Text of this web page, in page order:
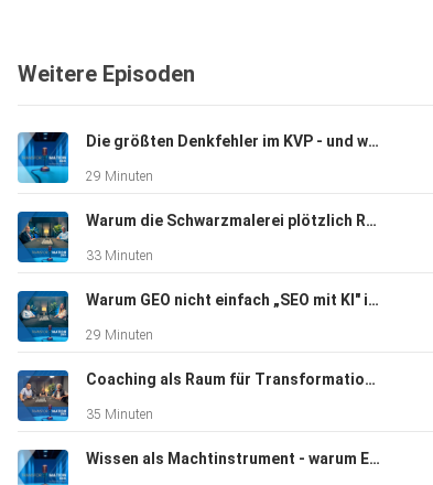
Weitere Episoden
Die größten Denkfehler im KVP - und wie es wirklich funktioniert
29 Minuten
Warum die Schwarzmalerei plötzlich Realität ist – zur Zukunft der deutschen Wirtschaft
33 Minuten
Warum GEO nicht einfach „SEO mit KI" ist – oder wie man sein Kerngeschäft neu erfindet
29 Minuten
Coaching als Raum für Transformation - die neue K&P- Weiterbildung
35 Minuten
Wissen als Machtinstrument - warum Experten in Organisation Veränderung trotzen wollen